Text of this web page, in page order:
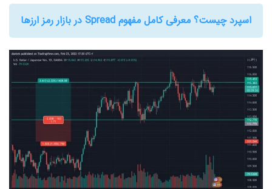
اسپرد چیست؟ معرفی کامل مفهوم Spread در بازار رمز ارزها